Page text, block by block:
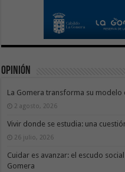
Opinión
La Gomera transforma su modelo
2 agosto, 2026
Vivir donde se estudia: una
26 julio, 2026
Cuidar es avanzar: el escudo
Gomera